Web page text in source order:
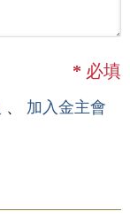
* 必填
、 加入金主會